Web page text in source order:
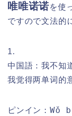
唯唯诺诺を使
ですので文法的
1.
中国語：我不知
我觉得两单词的
ピンイン： Wǒ